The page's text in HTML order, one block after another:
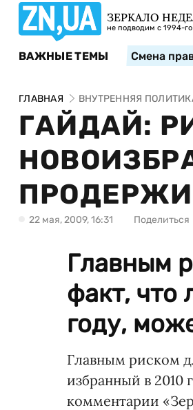
ЗЕРКАЛО
не подводим с 1994-го
ВАЖНЫЕ ТЕМЫ Смена
ГЛАВНАЯ ВНУТРЕННЯЯ
ГАЙДАЙ:
22 мая, 2009, 16:31 Поделиться
Главным
факт, что
году,
Главным риском
избранный в 2010
комментарии